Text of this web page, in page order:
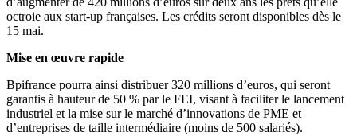
octroie aux start-up françaises. Les crédits seront disponibles dès le
15 mai.
Mise en œuvre rapide
Bpifrance pourra ainsi distribuer 320 millions d’euros, qui seront
garantis à hauteur de 50 % par le FEI, visant à faciliter le lancement
industriel et la mise sur le marché d’innovations de PME et
d’entreprises de taille intermédiaire (moins de 500 salariés).